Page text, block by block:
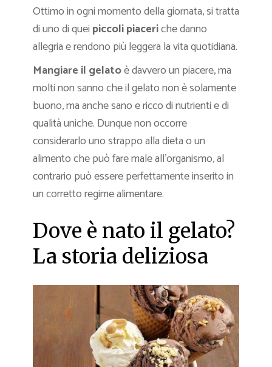
Ottimo in ogni momento della giornata, si tratta
di uno di quei piccoli piaceriche danno
allegria e rendono più leggera la vita quotidiana.
Mangiare il gelatoè davvero un piacere, ma
molti non sanno che il gelato non è solamente
buono, ma anche sano e ricco di nutrienti e di
qualità uniche. Dunque non occorre
considerarlo uno strappo alla dieta o un
alimento che può fare male all’organismo, al
contrario può essere perfettamente inserito in
un corretto regime alimentare.
Dove è nato il gelato?
La storia deliziosa